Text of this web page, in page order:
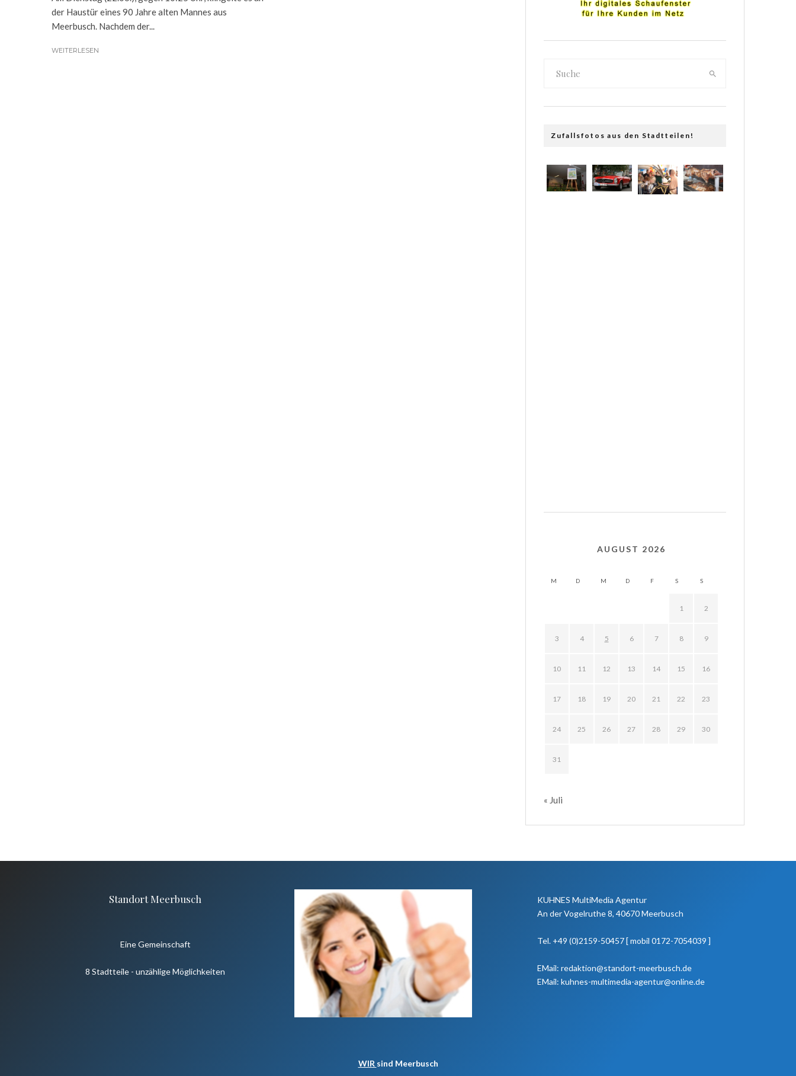
der Haustür eines 90 Jahre alten Mannes aus
Meerbusch. Nachdem der...
WEITERLESEN
Zufallsfotos aus den Stadtteilen!
AUGUST 2026
M D M D F S S
1 2
3 4 5 6 7 8 9
10 11 12 13 14 15 16
17 18 19 20 21 22 23
24 25 26 27 28 29 30
31
« Juli
Standort Meerbusch
Eine Gemeinschaft
8 Stadtteile - unzählige Möglichkeiten
WIR sind Meerbusch
KUHNES MultiMedia Agentur
An der Vogelruthe 8, 40670 Meerbusch
Tel. +49 (0)2159-50457 [ mobil 0172-7054039 ]
EMail: redaktion@standort-meerbusch.de
EMail: kuhnes-multimedia-agentur@online.de